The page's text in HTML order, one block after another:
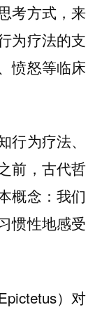
考方式，来
为疗法的支
愤怒等临床
为疗法、
前，古代哲
概念：我们
惯性地感受
）对